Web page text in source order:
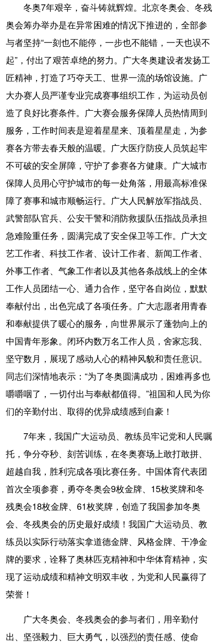
冬奥7年艰辛，奋斗铸就辉煌。北京冬奥会、冬残
奥会筹办举办是在异常困难的情况下推进的，全部参
与者坚持“一刻也不能停，一步也不能错，一天也误不
起”，付出了艰苦卓绝的努力。广大冬奥建设者发扬工
匠精神，打造了巧夺天工、世界一流的场馆设施。广
大办赛人员严谨专业完成赛事组织工作，为运动员创
造了良好比赛条件。广大赛会服务保障人员热情周到
服务，工作时间表是迎着星星来、顶着星星走，为参
赛各方带去春天般的温暖。广大医疗防疫人员筑起牢
不可破的安全屏障，守护了参赛各方健康。广大城市
保障人员用心守护城市的每一处角落，用最高标准保
障了赛事和城市顺畅运行。广大人民解放军指战员、
武警部队官兵、公安干警和消防救援队伍指战员承担
急难险重任务，圆满完成了安全保卫等工作。广大文
艺工作者、科技工作者、设计工作者、新闻工作者、
外事工作者、气象工作者以及其他各条战线上的全体
工作人员团结一心、通力合作，坚守各自岗位，默默
奉献付出，出色完成了各项任务。广大志愿者用青春
和奉献提供了暖心的服务，向世界展示了蓬勃向上的
中国青年形象。闭环内数万名工作人员，舍家忘我、
坚守数月，展现了感动人心的精神风貌和责任意识。
同志们深情地表示：“为了冬奥圆满成功，困难再多也
嚼嚼咽了，一切付出与奉献都值得。”祖国和人民为你
们的辛勤付出、取得的优异成绩感到自豪！
7年来，我国广大运动员、教练员牢记党和人民嘱
托，争分夺秒、刻苦训练，在冬奥赛场上敢打敢拼、
超越自我，胜利完成各项比赛任务。中国体育代表团
首次全项参赛，勇夺冬奥会9枚金牌、15枚奖牌和冬
残奥会18枚金牌、61枚奖牌，创造了我国参加冬奥
会、冬残奥会的历史最好成绩！我国广大运动员、教
练员以实际行动落实拿道德金牌、风格金牌、干净金
牌的要求，诠释了奥林匹克精神和中华体育精神，实
现了运动成绩和精神文明双丰收，为党和人民赢得了
荣誉！
广大冬奥会、冬残奥会的参与者们，用辛勤付
出、坚强毅力、巨大勇气，以强烈的责任感、使命